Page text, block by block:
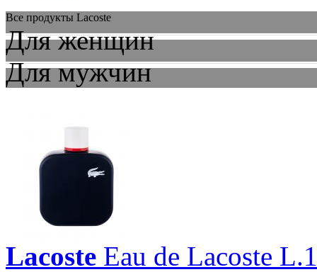
Все продукты Lacoste
Для женщин
Для мужчин
Lacoste Eau de Lacoste